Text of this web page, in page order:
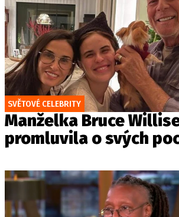
SVĚTOVÉ CELEBRITY
Manželka Bruce
promluvila o svých